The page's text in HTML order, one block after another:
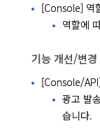
[Console] 역
역할에
기능 개선/변경
[Console/
광고 발
습니다.